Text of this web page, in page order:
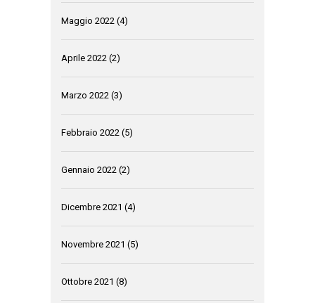
Maggio 2022 (4)
Aprile 2022 (2)
Marzo 2022 (3)
Febbraio 2022 (5)
Gennaio 2022 (2)
Dicembre 2021 (4)
Novembre 2021 (5)
Ottobre 2021 (8)